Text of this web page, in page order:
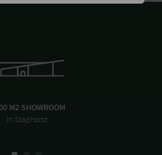
M2 SHOWROOM
in Staphorst